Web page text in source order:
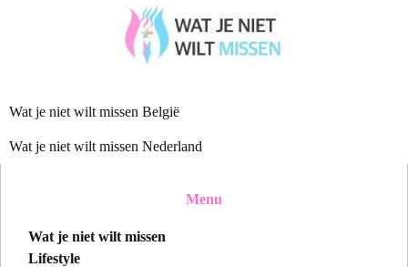
Wat je niet wilt missen België
Wat je niet wilt missen Nederland
Menu
Wat je niet wilt missen
Lifestyle